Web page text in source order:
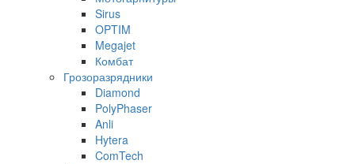
Sirus
OPTIM
Megajet
Комбат
Грозоразрядники
Diamond
PolyPhaser
Anli
Hytera
ComTech